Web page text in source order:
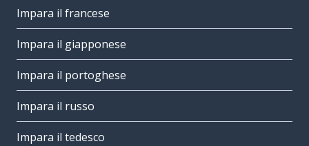
Impara il francese
Impara il giapponese
Impara il portoghese
Impara il russo
Impara il tedesco